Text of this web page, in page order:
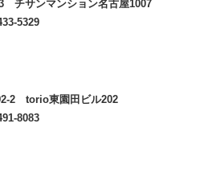
チサンマンション名古屋1007
5329
2 torio東園田ビル202
8083